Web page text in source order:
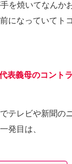
を焼いてなんか
になっていてト
表義母のコント
テレビや新聞の
発目は、